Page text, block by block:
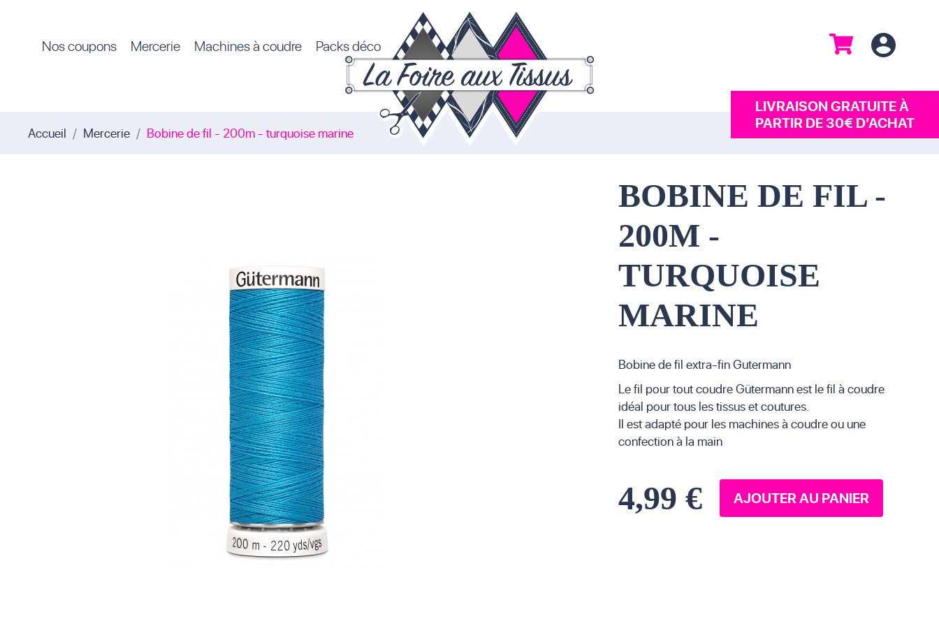
Nos coupons Mercerie Machines à coudre Packs déco
LIVRAISON GRATUITE À
PARTIR DE 30€ D’ACHAT
Accueil Mercerie Bobine de fil - 200m - turquoise marine
BOBINE DE FIL -
200M -
TURQUOISE
MARINE
Bobine de fil extra-fin Gutermann
Le fil pour tout coudre Gütermann est le fil à coudre
idéal pour tous les tissus et coutures.
Il est adapté pour les machines à coudre ou une
confection à la main
4,99 € AJOUTER AU PANIER